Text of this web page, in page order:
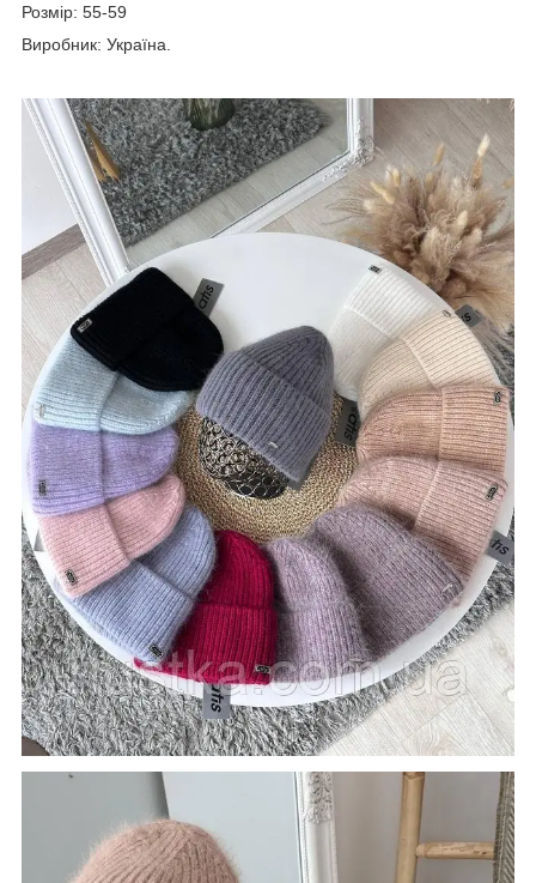
Розмір: 55-59
Виробник: Україна.